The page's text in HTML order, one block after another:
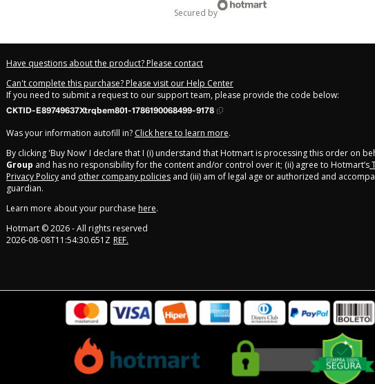
secured by
Have questions about the product? Please contact
Can't complete this purchase? Please visit our Help Center
If you need to submit a request to our support team, please provide the code below:
CKTID-E89749637Xtrqbem801-1786190068499-9178
Was your information autofill in? Click here to learn more.
By clicking 'Buy Now' I declare that I (i) understand that Hotmart is processing this order on
Group and has no responsibility for the content and/or control over it; (ii) agree to Hotmart’s
Privacy Policy and other company policies and (iii) am of legal age or authorized and
guardian.
Learn more about your purchase here.
Hotmart ©2026- All rights reserved
2026-08-08T11:54:30.651Z REF.